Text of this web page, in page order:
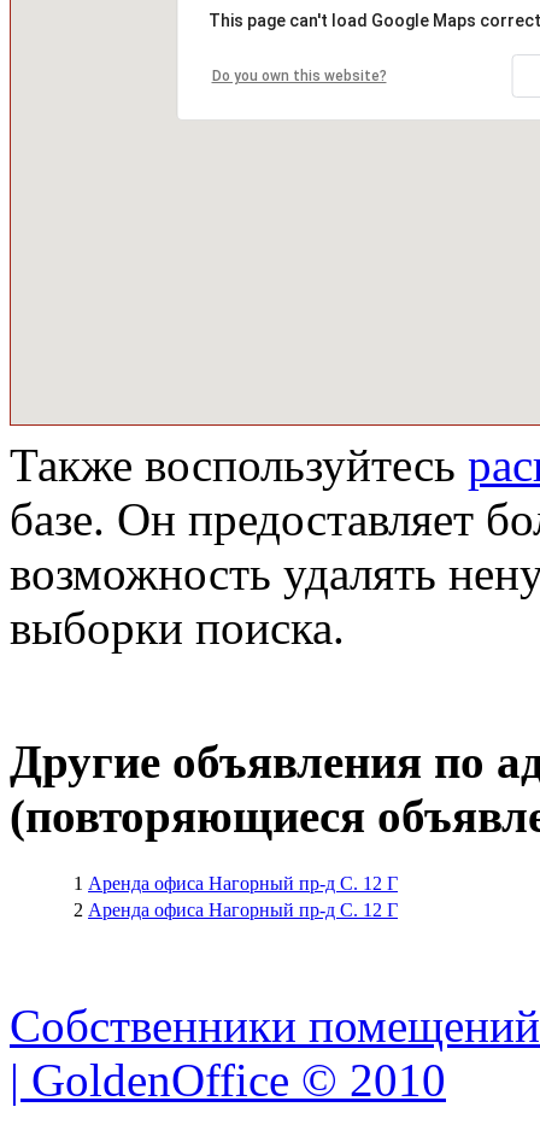
This page can't load Google Maps
Do you own this website?
Также воспользуйтесь
базе. Он предоставляет
возможность удалять
выборки поиска.
Другие объявления по
(повторяющиеся
1 Аренда офиса Нагорный пр-д C. 12 Г
2 Аренда офиса Нагорный пр-д C. 12 Г
Собственники
| GoldenOffice © 2010